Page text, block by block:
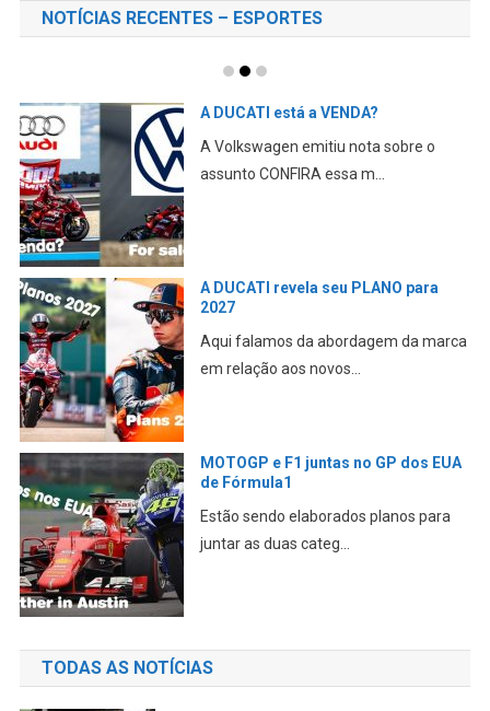
NOTÍCIAS RECENTES – ESPORTES
A DUCATI está a VENDA?
A Volkswagen emitiu nota sobre o
assunto CONFIRA essa m...
A DUCATI revela seu PLANO para
2027
Aqui falamos da abordagem da marca
em relação aos novos...
MOTOGP e F1 juntas no GP dos EUA
de Fórmula1
Estão sendo elaborados planos para
juntar as duas categ...
TODAS AS NOTÍCIAS